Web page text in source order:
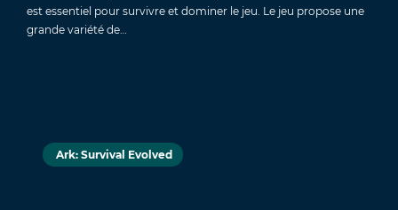
est essentiel pour survivre et dominer le jeu. Le jeu propose une
grande variété de…
Ark: Survival Evolved